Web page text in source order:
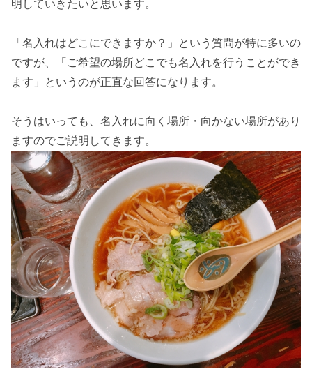
明していきたいと思います。
「名入れはどこにできますか？」という質問が特に多いの
ですが、「ご希望の場所どこでも名入れを行うことができ
ます」というのが正直な回答になります。
そうはいっても、名入れに向く場所・向かない場所があり
ますのでご説明してきます。